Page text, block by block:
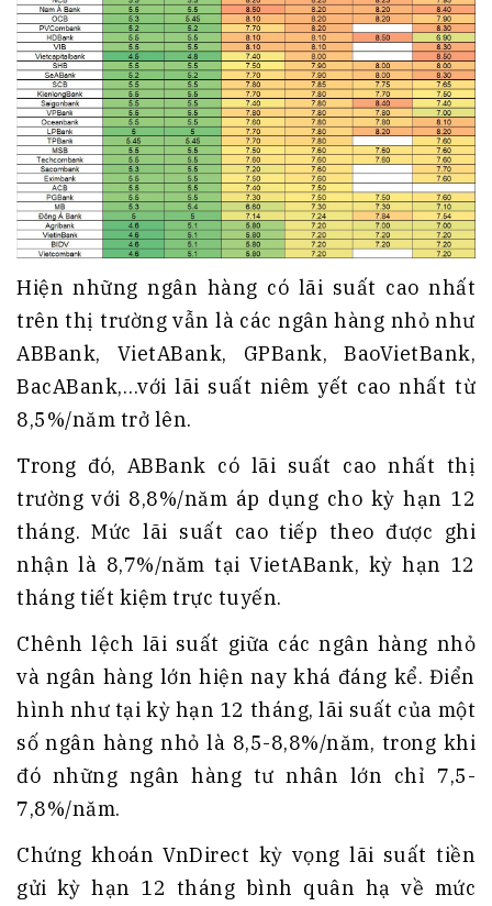
Hiện những ngân hàng có lãi suất cao nhất
trên thị trường vẫn là các ngân hàng nhỏ như
ABBank, VietABank, GPBank, BaoVietBank,
BacABank,…với lãi suất niêm yết cao nhất từ
8,5%/năm trở lên.
Trong đó, ABBank có lãi suất cao nhất thị
trường với 8,8%/năm áp dụng cho kỳ hạn 12
tháng. Mức lãi suất cao tiếp theo được ghi
nhận là 8,7%/năm tại VietABank, kỳ hạn 12
tháng tiết kiệm trực tuyến.
Chênh lệch lãi suất giữa các ngân hàng nhỏ
và ngân hàng lớn hiện nay khá đáng kể. Điển
hình như tại kỳ hạn 12 tháng, lãi suất của một
số ngân hàng nhỏ là 8,5-8,8%/năm, trong khi
đó những ngân hàng tư nhân lớn chỉ 7,5-
7,8%/năm.
Chứng khoán VnDirect kỳ vọng lãi suất tiền
gửi kỳ hạn 12 tháng bình quân hạ về mức